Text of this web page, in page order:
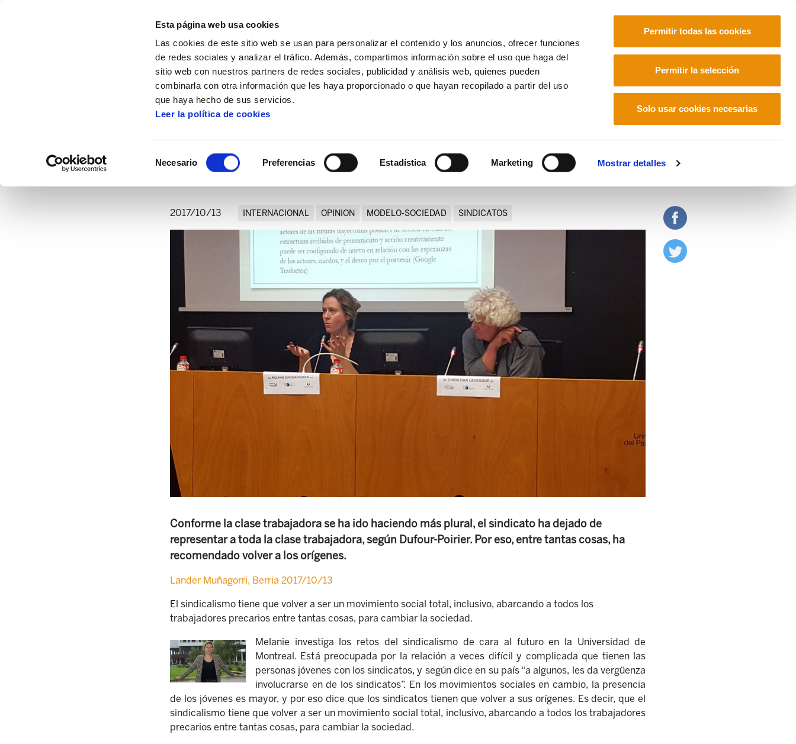
Esta página web usa cookies
Las cookies de este sitio web se usan para personalizar el contenido y los anuncios, ofrecer funciones
de redes sociales y analizar el tráfico. Además, compartimos información sobre el uso que haga del
sitio web con nuestros partners de redes sociales, publicidad y análisis web, quienes pueden
combinarla con otra información que les haya proporcionado o que hayan recopilado a partir del uso
que haya hecho de sus servicios.
Leer la política de cookies
Necesario Preferencias Estadística Marketing Mostrar detalles
Permitir todas las cookies
Permitir la selección
Solo usar cookies necesarias
Melanie Dufour-Poirier: "Los sindicatos en Norteamérica están jugando en el terreno local"
Melanie Dufour-Poirier: "Los sindicatos en Norteamérica están jugando en
el terreno local"
2017/10/13 INTERNACIONAL OPINION MODELO-SOCIEDAD SINDICATOS
Conforme la clase trabajadora se ha ido haciendo más plural, el sindicato ha dejado de
representar a toda la clase trabajadora, según Dufour-Poirier. Por eso, entre tantas cosas, ha
recomendado volver a los orígenes.
Lander Muñagorri, Berria 2017/10/13
El sindicalismo tiene que volver a ser un movimiento social total, inclusivo, abarcando a todos los
trabajadores precarios entre tantas cosas, para cambiar la sociedad.
Melanie investiga los retos del sindicalismo de cara al futuro en la Universidad de
Montreal. Está preocupada por la relación a veces difícil y complicada que tienen las
personas jóvenes con los sindicatos, y según dice en su país “a algunos, les da vergüenza
involucrarse ende los sindicatos”. En los movimientos sociales en cambio, la presencia
de los jóvenes es mayor, y por eso dice que los sindicatos tienen que volver a sus orígenes. Es decir, queel
sindicalismo tiene que volver a ser un movimiento social total, inclusivo, abarcando a todos los trabajadores
precarios entre tantas cosas, para cambiar la sociedad.